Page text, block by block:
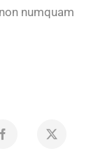
numquam